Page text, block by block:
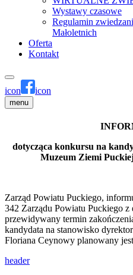
Wystawy czasowe
Regulamin
Małoletnich
Oferta
Kontakt
icon icon
menu
dotycząca konkursu na
Muzeum Ziemi
Zarząd Powiatu Puckiego,
342 Zarządu Powiatu Puckiego z
przewidywany termin
kandydata na stanowisko
Floriana Ceynowy planowany
header